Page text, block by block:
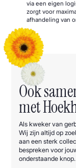
via een eigen
zorgt voor
afhandeling van
Ook
met
Als kweker van
Wij zijn altijd op
aan een sterk
bespreken voor
onderstaande knop.